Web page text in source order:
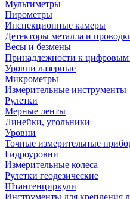
Мультиметры
Пирометры
Инспекционные камеры
Детекторы металла и
Весы и безмены
Принадлежности к
Уровни лазерные
Микрометры
Измерительные инструменты
Рулетки
Мерные ленты
Линейки, угольники
Уровни
Точные измерительные
Гидроуровни
Измерительные колеса
Рулетки геодезические
Штангенциркули
Инструменты для крепления